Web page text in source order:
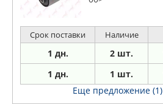
Срок поставки Наличие
1 дн. 2 шт.
1 дн. 1 шт.
Еще предложение (1)